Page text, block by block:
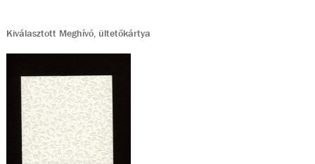
Kiválasztott Meghívó, ültetőkártya